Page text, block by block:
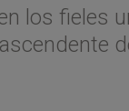
los fieles